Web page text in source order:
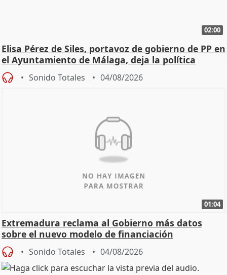
02:00
Elisa Pérez de Siles, portavoz de gobierno de PP en
el Ayuntamiento de Málaga, deja la política
Sonido Totales 04/08/2026
01:04
Extremadura reclama al Gobierno más datos
sobre el nuevo modelo de financiación
Sonido Totales 04/08/2026